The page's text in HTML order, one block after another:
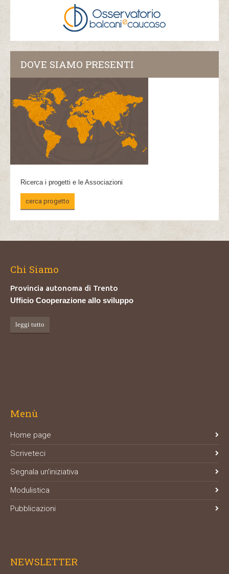
DOVE SIAMO PRESENTI
Ricerca i progetti e le Associazioni
cerca progetto
Chi Siamo
Provincia autonoma di Trento
Ufficio Cooperazione allo sviluppo
leggi tutto
Menù
Home page
Scriveteci
Segnala un'iniziativa
Modulistica
Pubblicazioni
NEWSLETTER